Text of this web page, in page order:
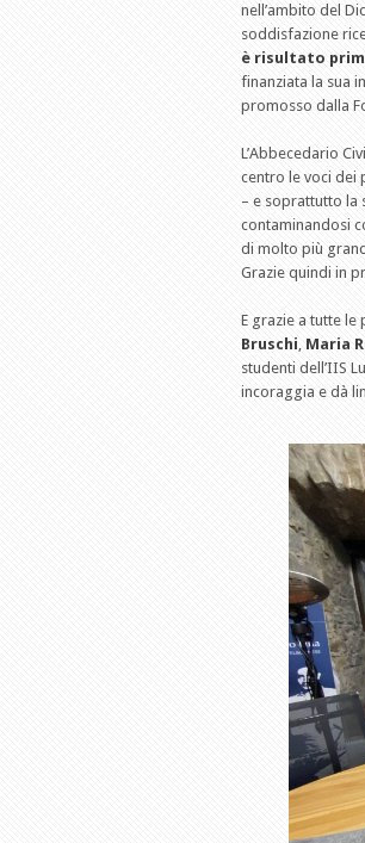
nell’ambito del
soddisfazione
è risultato
finanziata la sua
promosso dalla
L’Abbecedario
centro le voci dei
– e soprattutto la
contaminandosi
di molto più
Grazie quindi in
E grazie a tutte
Bruschi, Maria
studenti dell’IIS
incoraggia e dà